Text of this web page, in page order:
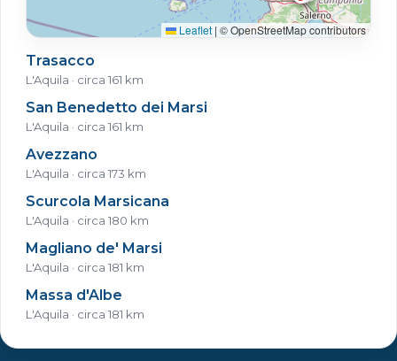
Leaflet | © OpenStreetMap contributors
Trasacco
L'Aquila · circa 161 km
San Benedetto dei Marsi
L'Aquila · circa 161 km
Avezzano
L'Aquila · circa 173 km
Scurcola Marsicana
L'Aquila · circa 180 km
Magliano de' Marsi
L'Aquila · circa 181 km
Massa d'Albe
L'Aquila · circa 181 km